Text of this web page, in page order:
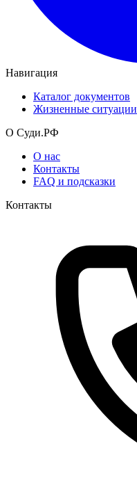
Навигация
Каталог документов
Жизненные ситуации
О Суди.РФ
О нас
Контакты
FAQ и подсказки
Контакты